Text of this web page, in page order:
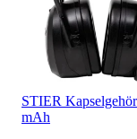
STIER
mAh